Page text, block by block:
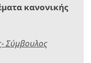
κανονικής
Σύμβουλος